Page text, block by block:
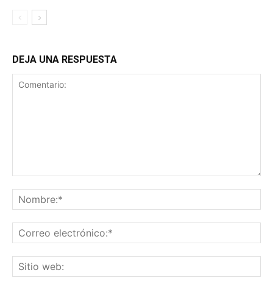
DEJA UNA RESPUESTA